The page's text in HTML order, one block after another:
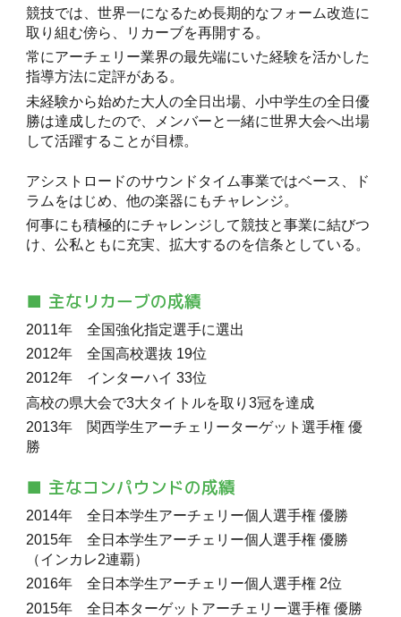
競技では、世界一になるため長期的なフォーム改造に
取り組む傍ら、リカーブを再開する。
常にアーチェリー業界の最先端にいた経験を活かした
指導方法に定評がある。
未経験から始めた大人の全日出場、小中学生の全日優
勝は達成したので、メンバーと一緒に世界大会へ出場
して活躍することが目標。
アシストロードのサウンドタイム事業ではベース、ド
ラムをはじめ、他の楽器にもチャレンジ。
何事にも積極的にチャレンジして競技と事業に結びつ
け、公私ともに充実、拡大するのを信条としている。
■ 主なリカーブの成績
2011年 全国強化指定選手に選出
2012年 全国高校選抜 19位
2012年 インターハイ 33位
高校の県大会で3大タイトルを取り3冠を達成
2013年 関西学生アーチェリーターゲット選手権 優
勝
■ 主なコンパウンドの成績
2014年 全日本学生アーチェリー個人選手権 優勝
2015年 全日本学生アーチェリー個人選手権 優勝
（インカレ2連覇）
2016年 全日本学生アーチェリー個人選手権 2位
2015年 全日本ターゲットアーチェリー選手権 優勝